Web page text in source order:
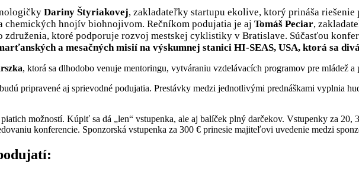
Dariny Štyriakovej, zakladateľky startupu ekolive, ktorý prináša
chemických hnojív biohnojivom. Rečníkom podujatia je aj Tomáš Peciar,
ktoré podporuje rozvoj mestskej cyklistiky v Bratislave. Súčasťou
a mesačných misií na výskumnej stanici HI-SEAS, USA, ktorá sa
, ktorá sa dlhodobo venuje mentoringu, vytváraniu vzdelávacích programov pre mládež
pripravené aj sprievodné podujatia. Prestávky medzi jednotlivými prednáškami vyplnia
možností. Kúpiť sa dá „len“ vstupenka, ale aj balíček plný darčekov. Vstupenky za 20,
konferencie. Sponzorská vstupenka za 300 € prinesie majiteľovi uvedenie medzi